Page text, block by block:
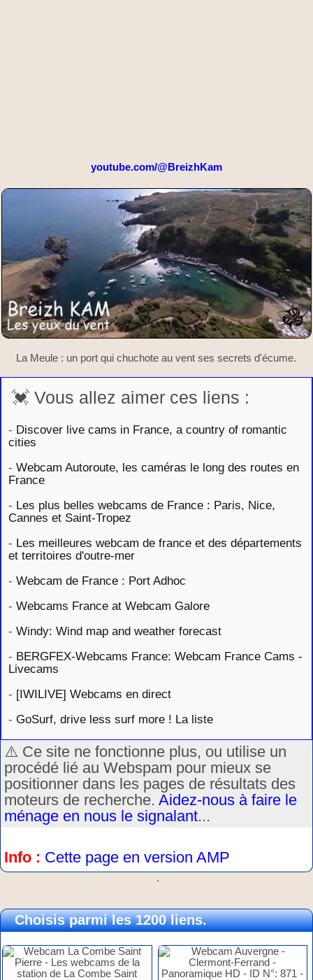
youtube.com/@BreizhKam
La Meule : un port qui chuchote au vent ses secrets d'écume.
💓 Vous allez aimer ces liens :
- Discover live cams in France, a country of romantic
cities
- Webcam Autoroute, les caméras le long des routes en
France
- Les plus belles webcams de France : Paris, Nice,
Cannes et Saint-Tropez
- Les meilleures webcam de france et des départements
et territoires d'outre-mer
- Webcam de France : Port Adhoc
- Webcams France at Webcam Galore
- Windy: Wind map and weather forecast
- BERGFEX-Webcams France: Webcam France Cams -
Livecams
- [IWILIVE] Webcams en direct
- GoSurf, drive less surf more ! La liste
⚠️ Ce site ne fonctionne plus, ou utilise un
procédé lié au Webspam pour mieux se
positionner dans les pages de résultats des
moteurs de recherche. Aidez-nous à faire le
ménage en nous le signalant...
Info : Cette page en version AMP
.
Choisis parmi les 1200 liens.